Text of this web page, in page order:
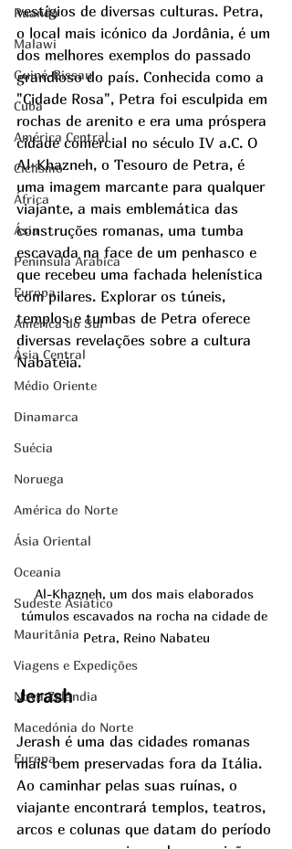
Ruanda
Malawi
Guiné-Bissau
Cuba
América Central
Ciclismo
África
Ásia
Península Arábica
Europa
América do Sul
Ásia Central
Médio Oriente
Dinamarca
Suécia
Noruega
América do Norte
Ásia Oriental
Oceania
Sudeste Asiático
Mauritânia
Viagens e Expedições
Nova Zelândia
Macedónia do Norte
Europa
vestígios de diversas culturas. Petra,
o local mais icónico da Jordânia, é um
dos melhores exemplos do passado
grandioso do país. Conhecida como a
"Cidade Rosa", Petra foi esculpida em
rochas de arenito e era uma próspera
cidade comercial no século IV a.C. O
Al-Khazneh, o Tesouro de Petra, é
uma imagem marcante para qualquer
viajante, a mais emblemática das
construções romanas, uma tumba
escavada na face de um penhasco e
que recebeu uma fachada helenística
com pilares. Explorar os túneis,
templos e tumbas de Petra oferece
diversas revelações sobre a cultura
Nabateia.
Al-Khazneh, um dos mais elaborados
túmulos escavados na rocha na cidade de
Petra, Reino Nabateu
Jerash
Jerash é uma das cidades romanas
mais bem preservadas fora da Itália.
Ao caminhar pelas suas ruínas, o
viajante encontrará templos, teatros,
arcos e colunas que datam do período